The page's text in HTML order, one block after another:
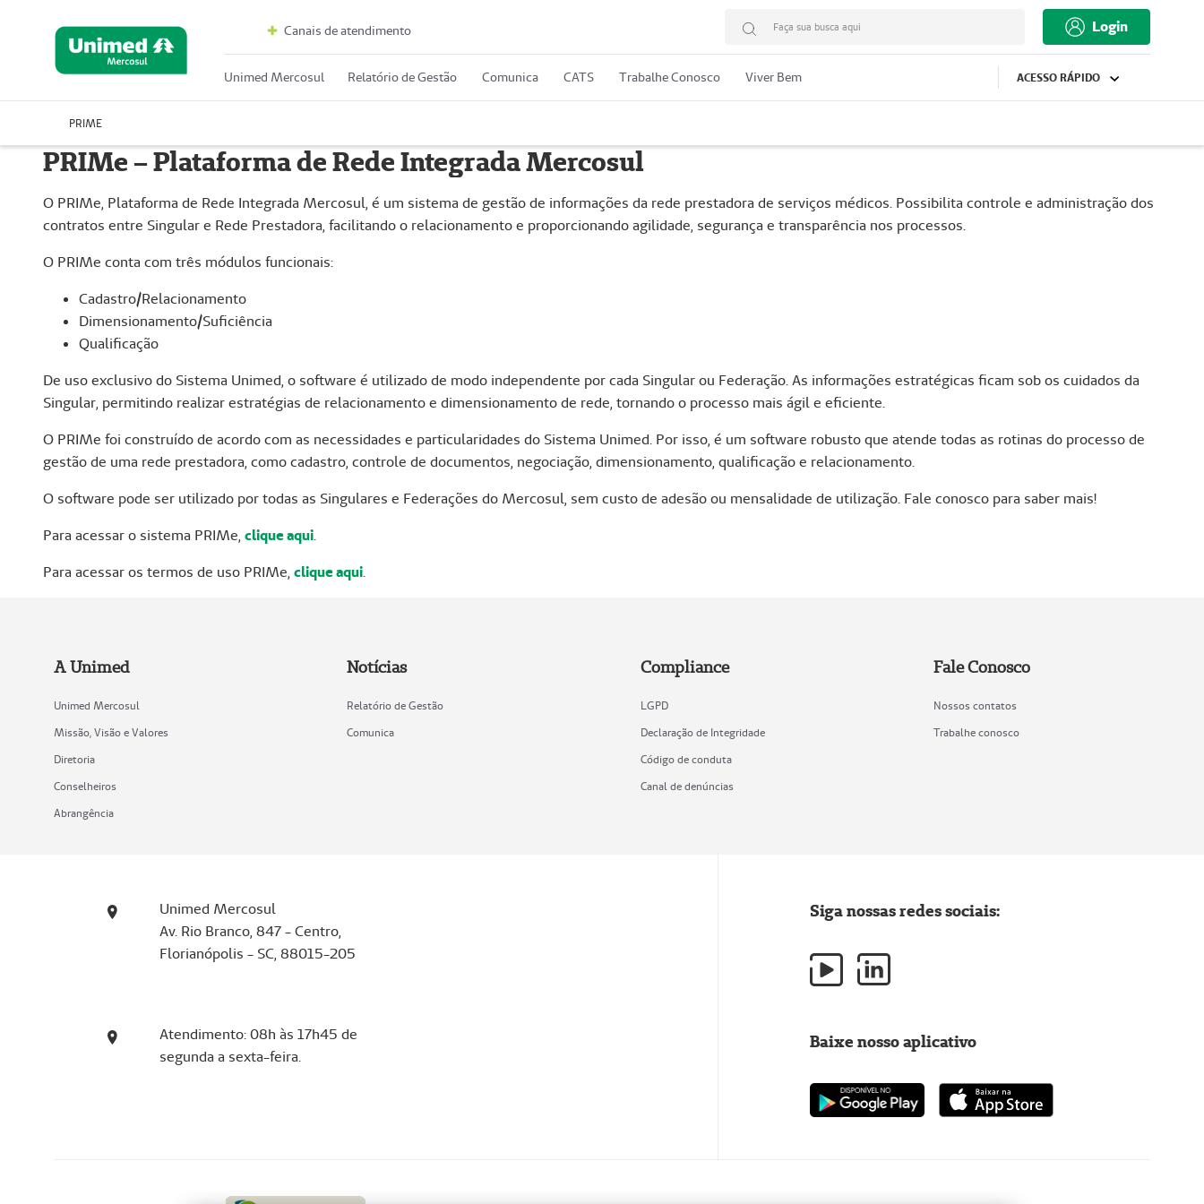
Canais de atendimento Faça sua busca aqui Login
Unimed Mercosul Relatório de Gestão Comunica CATS Trabalhe Conosco Viver Bem ACESSO RÁPIDO
PRIME
PRIMe – Plataforma de Rede Integrada Mercosul
O PRIMe, Plataforma de Rede Integrada Mercosul, é um sistema de gestão de informações da rede prestadora de serviços médicos. Possibilita controle e administração dos
contratos entre Singular e Rede Prestadora, facilitando o relacionamento e proporcionando agilidade, segurança e transparência nos processos.
O PRIMe conta com três módulos funcionais:
Cadastro/Relacionamento
Dimensionamento/Suficiência
Qualificação
De uso exclusivo do Sistema Unimed, o software é utilizado de modo independente por cada Singular ou Federação. As informações estratégicas ficam sob os cuidados da
Singular, permitindo realizar estratégias de relacionamento e dimensionamento de rede, tornando o processo mais ágil e eficiente.
O PRIMe foi construído de acordo com as necessidades e particularidades do Sistema Unimed. Por isso, é um software robusto que atende todas as rotinas do processo de
gestão de uma rede prestadora, como cadastro, controle de documentos, negociação, dimensionamento, qualificação e relacionamento.
O software pode ser utilizado por todas as Singulares e Federações do Mercosul, sem custo de adesão ou mensalidade de utilização. Fale conosco para saber mais!
Para acessar o sistema PRIMe, clique aqui.
Para acessar os termos de uso PRIMe, clique aqui.
A Unimed
Unimed Mercosul
Missão, Visão e Valores
Diretoria
Conselheiros
Abrangência
Notícias
Relatório de Gestão
Comunica
Compliance
LGPD
Declaração de Integridade
Código de conduta
Canal de denúncias
Fale Conosco
Nossos contatos
Trabalhe conosco
Unimed Mercosul
Av. Rio Branco, 847 - Centro,
Florianópolis - SC, 88015-205
Atendimento: 08h às 17h45 de
segunda a sexta-feira.
Siga nossas redes sociais:
Baixe nosso aplicativo